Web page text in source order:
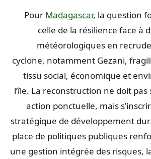
PourMadagascar , la question
celle de la résilience face à
météorologiques en
cyclone, notamment Gezani,
tissu social, économique et
l’île. La reconstruction ne doit
action ponctuelle, mais
stratégique de développement
place de politiques publiques
une gestion intégrée des risques,